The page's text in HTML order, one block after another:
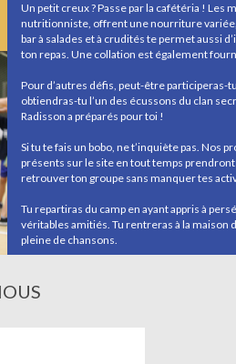
Un petit creux ? Passe par la cafétéria ! Les
nutritionniste, offrent une nourriture
bar à salades et à crudités te permet aussi
ton repas. Une collation est également
Pour d’autres défis, peut-être participeras-
obtiendras-tu l’un des écussons du clan
Radisson a préparés pour toi !
Si tu te fais un bobo, ne t’inquiète pas. Nos
présents sur le site en tout temps
retrouver ton groupe sans manquer tes
Tu repartiras du camp en ayant appris à
véritables amitiés. Tu rentreras à la maison
pleine de chansons.